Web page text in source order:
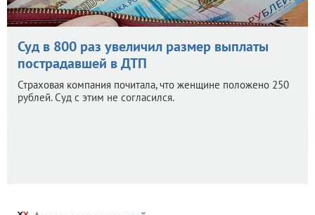
Суд в 800 раз увеличил размер выплаты
пострадавшей в ДТП
Страховая компания почитала, что женщине положено 250
рублей. Суд с этим не согласился.